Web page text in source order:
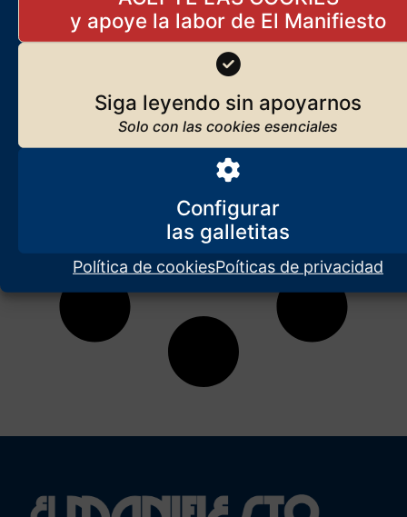
Siga leyendo sin apoyarnos
Configurar
Política de cookiesPoíticas de privacidad